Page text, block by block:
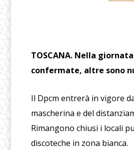
TOSCANA. Nella
confermate, altre sono
Il Dpcm entrerà in vigore
mascherina e del
Rimangono chiusi i locali
discoteche in zona bianca.